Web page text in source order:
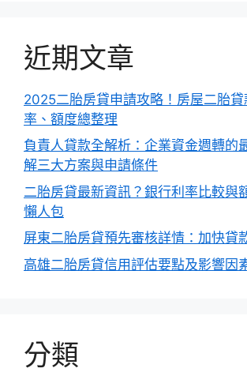
近期文章
2025二胎房貸申請攻略！房屋二胎貸
率、額度總整理
負責人貸款全解析：企業資金週轉的
解三大方案與申請條件
二胎房貸最新資訊？銀行利率比較與
懶人包
屏東二胎房貸預先審核詳情：加快貸
高雄二胎房貸信用評估要點及影響因
分類